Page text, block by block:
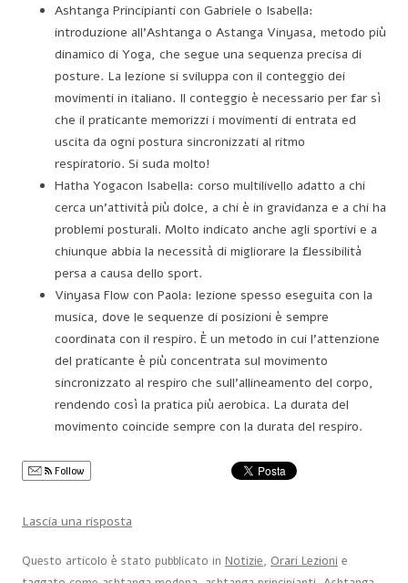
Ashtanga Principianti con Gabriele o Isabella:
introduzione all’Ashtanga o Astanga Vinyasa, metodo più
dinamico di Yoga, che segue una sequenza precisa di
posture. La lezione si sviluppa con il conteggio dei
movimenti in italiano. Il conteggio è necessario per far sì
che il praticante memorizzi i movimenti di entrata ed
uscita da ogni postura sincronizzati al ritmo
respiratorio. Si suda molto!
Hatha Yogacon Isabella: corso multilivello adatto a chi
cerca un’attività più dolce, a chi è in gravidanza e a chi ha
problemi posturali. Molto indicato anche agli sportivi e a
chiunque abbia la necessità di migliorare la flessibilità
persa a causa dello sport.
Vinyasa Flow con Paola: lezione spesso eseguita con la
musica, dove le sequenze di posizioni è sempre
coordinata con il respiro. È un metodo in cui l’attenzione
del praticante è più concentrata sul movimento
sincronizzato al respiro che sull’allineamento del corpo,
rendendo così la pratica più aerobica. La durata del
movimento coincide sempre con la durata del respiro.
Follow
Lascia una risposta
Questo articolo è stato pubblicato in Notizie, Orari Lezioni e